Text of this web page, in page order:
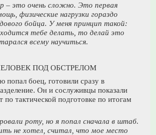
– это очень сложно. Это первая
физические нагрузки гораздо
бойца. У меня принцип такой:
тебе делать, то делай это
всему научиться.
ПОД ОБСТРЕЛОМ
попал боец, готовили сразу в
Он и сослуживцы показали
по тактической подготовке по итогам
роту, но я попал сначала в штаб.
не хотел, считал, что мое место